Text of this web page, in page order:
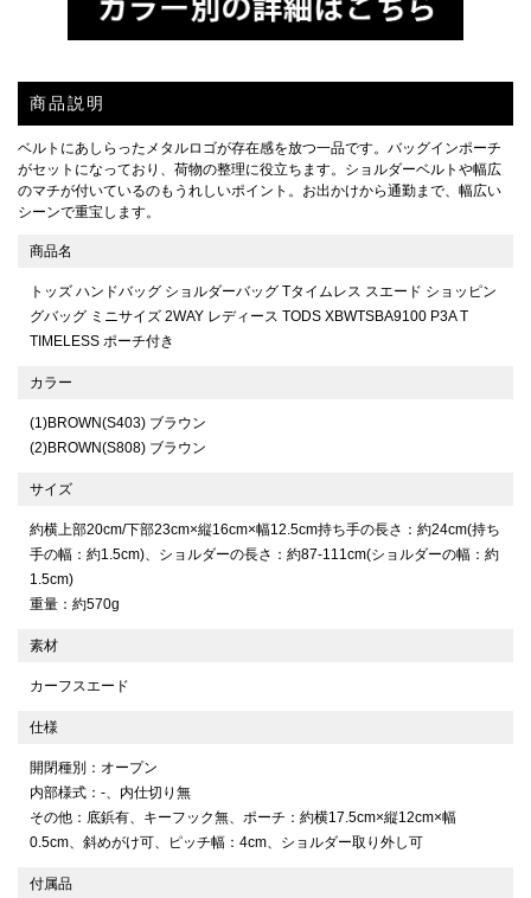
商品説明
ベルトにあしらったメタルロゴが存在感を放つ一品です。バッグインポーチ
がセットになっており、荷物の整理に役立ちます。ショルダーベルトや幅広
のマチが付いているのもうれしいポイント。お出かけから通勤まで、幅広い
シーンで重宝します。
商品名
トッズ ハンドバッグ ショルダーバッグ Tタイムレス スエード ショッピン
グバッグ ミニサイズ 2WAY レディース TODS XBWTSBA9100 P3A T
TIMELESS ポーチ付き
カラー
(1)BROWN(S403) ブラウン
(2)BROWN(S808) ブラウン
サイズ
約横上部20cm/下部23cm×縦16cm×幅12.5cm持ち手の長さ：約24cm(持ち
手の幅：約1.5cm)、ショルダーの長さ：約87-111cm(ショルダーの幅：約
1.5cm)
重量：約570g
素材
カーフスエード
仕様
開閉種別：オープン
内部様式：-、内仕切り無
その他：底鋲有、キーフック無、ポーチ：約横17.5cm×縦12cm×幅
0.5cm、斜めがけ可、ピッチ幅：4cm、ショルダー取り外し可
付属品